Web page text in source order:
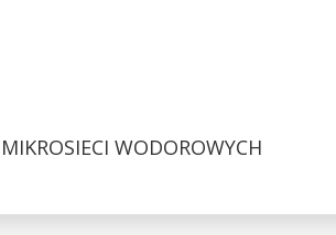
WODOROWYCH